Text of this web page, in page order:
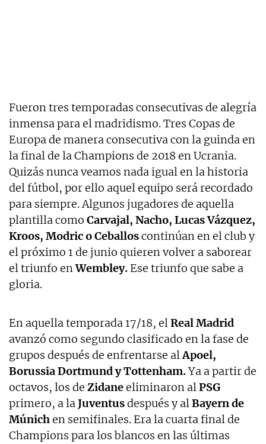
Fueron tres temporadas consecutivas de alegría
inmensa para el madridismo. Tres Copas de
Europa de manera consecutiva con la guinda en
la final de la Champions de 2018 en Ucrania.
Quizás nunca veamos nada igual en la historia
del fútbol, por ello aquel equipo será recordado
para siempre. Algunos jugadores de aquella
plantilla como Carvajal, Nacho, Lucas Vázquez,
Kroos, Modric o Ceballoscontinúan en el club y
el próximo 1 de junio quieren volver a saborear
el triunfo enWembley. Ese triunfo que sabe a
gloria.
En aquella temporada 17/18, elReal Madrid
avanzó como segundo clasificado en la fase de
grupos después de enfrentarse alApoel,
Borussia Dortmund y Tottenham.Ya a partir de
octavos, los de Zidaneeliminaron alPSG
primero, a laJuventusdespués y alBayern de
Múnichen semifinales. Era la cuarta final de
Champions para los blancos en las últimas